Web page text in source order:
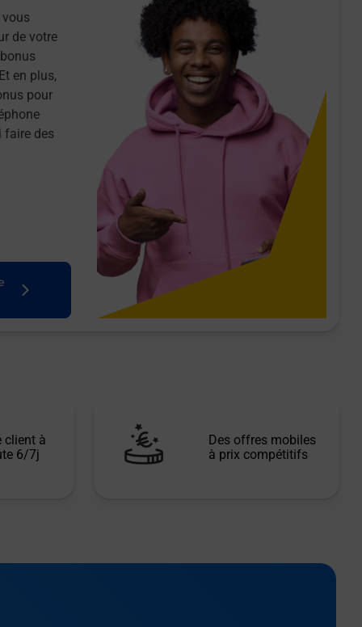
vous
de votre
en plus,
pour
faire des
client à
6/7j
Des offres mobiles
à prix compétitifs